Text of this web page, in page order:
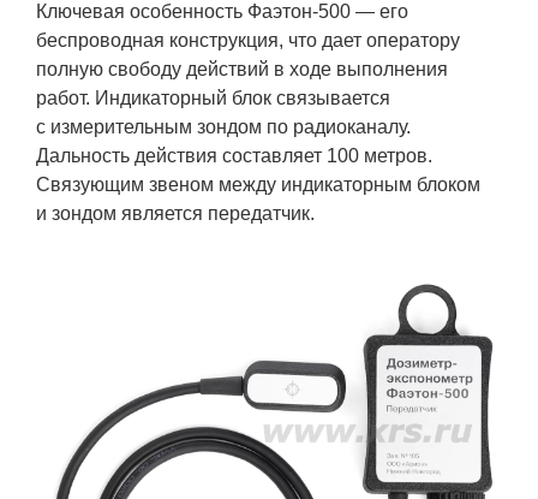
Ключевая особенность Фаэтон-500 — его
беспроводная конструкция, что дает оператору
полную свободу действий в ходе выполнения
работ. Индикаторный блок связывается
с измерительным зондом по радиоканалу.
Дальность действия составляет 100 метров.
Связующим звеном между индикаторным блоком
и зондом является передатчик.